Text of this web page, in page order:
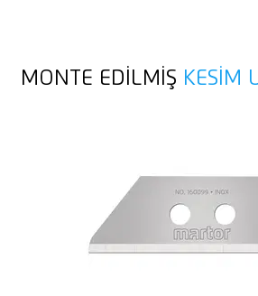
MONTE EDILMIŞ KESIM